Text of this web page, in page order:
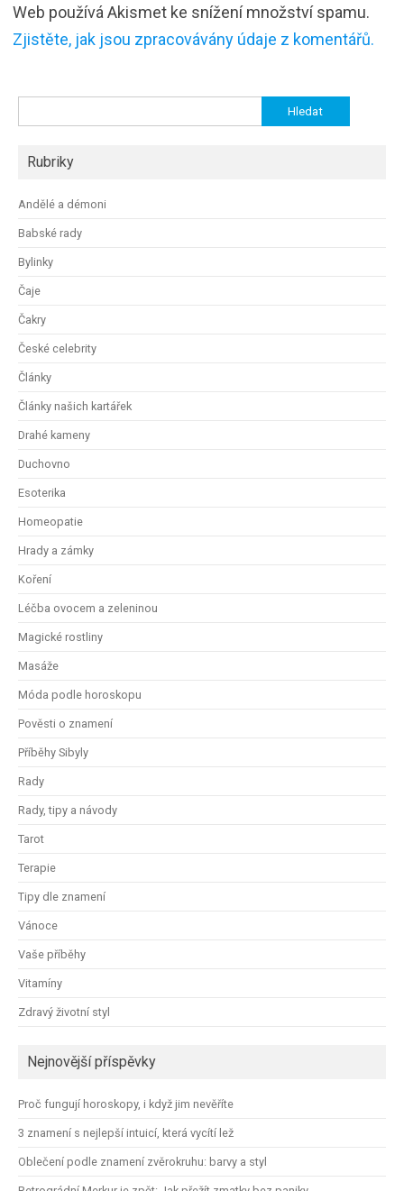
Web používá Akismet ke snížení množství spamu.
Zjistěte, jak jsou zpracovávány údaje z komentářů.
Rubriky
Andělé a démoni
Babské rady
Bylinky
Čaje
Čakry
České celebrity
Články
Články našich kartářek
Drahé kameny
Duchovno
Esoterika
Homeopatie
Hrady a zámky
Koření
Léčba ovocem a zeleninou
Magické rostliny
Masáže
Móda podle horoskopu
Pověsti o znamení
Příběhy Sibyly
Rady
Rady, tipy a návody
Tarot
Terapie
Tipy dle znamení
Vánoce
Vaše příběhy
Vitamíny
Zdravý životní styl
Nejnovější příspěvky
Proč fungují horoskopy, i když jim nevěříte
3 znamení s nejlepší intuicí, která vycítí lež
Oblečení podle znamení zvěrokruhu: barvy a styl